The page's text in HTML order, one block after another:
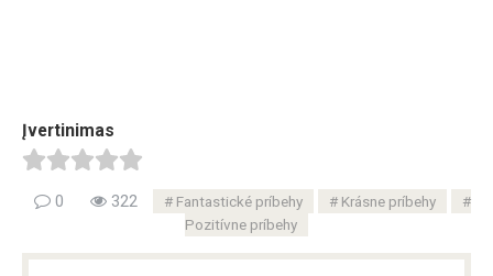
Įvertinimas
0 322 Fantastické príbehy
Krásne príbehy
Pozitívne príbehy